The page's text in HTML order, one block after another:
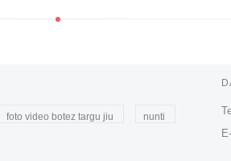
foto video botez targu jiu nunti